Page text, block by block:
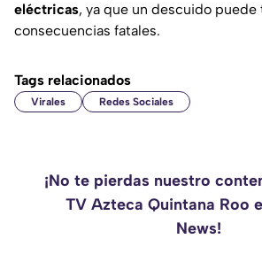
eléctricas, ya que un descuido puede
consecuencias fatales.
Tags relacionados
Virales Redes Sociales
¡No te pierdas nuestro
TV Azteca Quintana Roo
News!